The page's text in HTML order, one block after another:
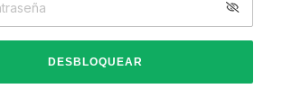
DESBLOQUEAR